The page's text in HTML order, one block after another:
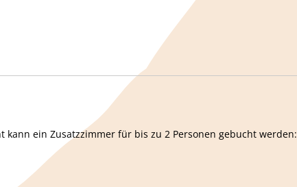
ein Zusatzzimmer für bis zu 2 Personen gebucht werden: